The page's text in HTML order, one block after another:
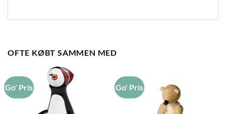
OFTE KØBT SAMMEN MED
Go' Pris Go' Pris